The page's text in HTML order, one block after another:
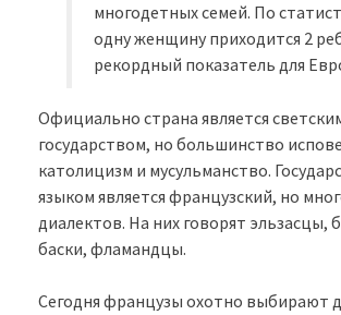
многодетных семей. По
одну женщину приходится 2
рекордный показатель для
Официально страна является
государством, но большинство
католицизм и мусульманство.
языком является французский, но
диалектов. На них говорят эльзасцы,
баски, фламандцы.
Сегодня французы охотно выбирают